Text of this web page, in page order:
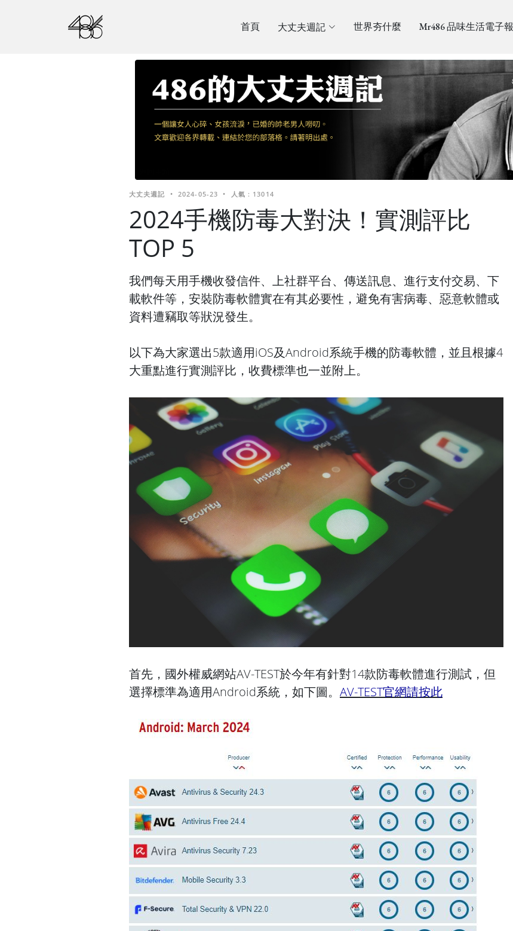
首頁 大丈夫週記 世界夯什麼 Mr486 品味生活電子報
大丈夫週記 • 2024-05-23 • 人氣 : 13014
2024手機防毒大對決！實測評比
TOP 5
我們每天用手機收發信件、上社群平台、傳送訊息、進行支付交易、下
載軟件等，安裝防毒軟體實在有其必要性，避免有害病毒、惡意軟體或
資料遭竊取等狀況發生。
以下為大家選出5款適用iOS及Android系統手機的防毒軟體，並且根據4
大重點進行實測評比，收費標準也一並附上。
首先，國外權威網站AV-TEST於今年有針對14款防毒軟體進行測試，但
選擇標準為適用Android系統，如下圖。 AV-TEST官網請按此